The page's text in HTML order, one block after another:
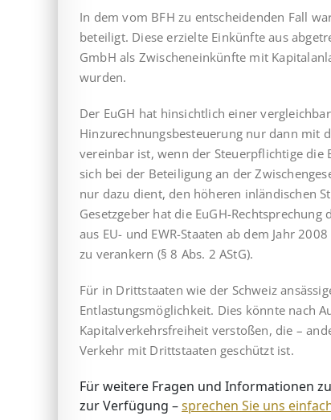
In dem vom BFH zu entscheidenden Fall
beteiligt. Diese erzielte Einkünfte aus
GmbH als Zwischeneinkünfte mit
wurden.
Der EuGH hat hinsichtlich einer
Hinzurechnungs­besteuerung nur dann mit
vereinbar ist, wenn der Steuerpflichtige die
sich bei der Beteiligung an der
nur dazu dient, den höheren inländischen
Gesetzgeber hat die EuGH-
aus EU- und EWR-Staaten ab dem Jahr
zu verankern (§ 8 Abs. 2 AStG).
Für in Drittstaaten wie der Schweiz
Entlastungs­mög­lich­keit. Dies könnte nach
Kapitalverkehrsfreiheit verstoßen, die –
Verkehr mit Drittstaaten geschützt ist.
Für weitere Fragen und Informationen
zur Verfügung –sprechen Sie uns